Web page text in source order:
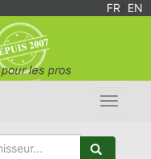
FR EN
Toggle